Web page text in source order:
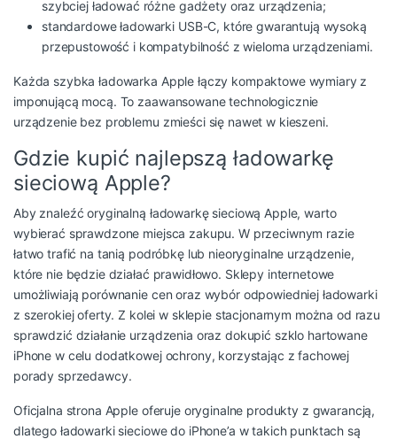
szybciej ładować różne gadżety oraz urządzenia;
standardowe ładowarki USB-C, które gwarantują wysoką
przepustowość i kompatybilność z wieloma urządzeniami.
Każda szybka ładowarka Apple łączy kompaktowe wymiary z
imponującą mocą. To zaawansowane technologicznie
urządzenie bez problemu zmieści się nawet w kieszeni.
Gdzie kupić najlepszą ładowarkę
sieciową Apple?
Aby znaleźć oryginalną ładowarkę sieciową Apple, warto
wybierać sprawdzone miejsca zakupu. W przeciwnym razie
łatwo trafić na tanią podróbkę lub nieoryginalne urządzenie,
które nie będzie działać prawidłowo. Sklepy internetowe
umożliwiają porównanie cen oraz wybór odpowiedniej ładowarki
z szerokiej oferty. Z kolei w sklepie stacjonarnym można od razu
sprawdzić działanie urządzenia oraz dokupić szklo hartowane
iPhone w celu dodatkowej ochrony, korzystając z fachowej
porady sprzedawcy.
Oficjalna strona Apple oferuje oryginalne produkty z gwarancją,
dlatego ładowarki sieciowe do iPhone’a w takich punktach są